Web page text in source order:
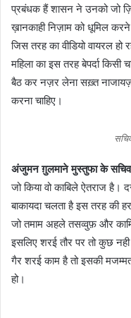
प्रबंधक हैं शासन ने उनको जो
ख़ानकाही निज़ाम को धूमिल
जिस तरह का वीडियो वायरल
महिला का इस तरह बेपर्दा किसी
बैठ कर नज़र लेना सख़्त नाजायज़
करना चाहिए।
अंजुमन ग़ुलमाने मुस्तुफा के सचिव
जो किया वो काबिले ऐतराज है।
बाकायदा चलता है इस तरह की
जो तमाम अहले तसव्वुफ़ और
इसलिए शरई तौर पर तो कुछ
गैर शरई काम है तो इसकी
हो।